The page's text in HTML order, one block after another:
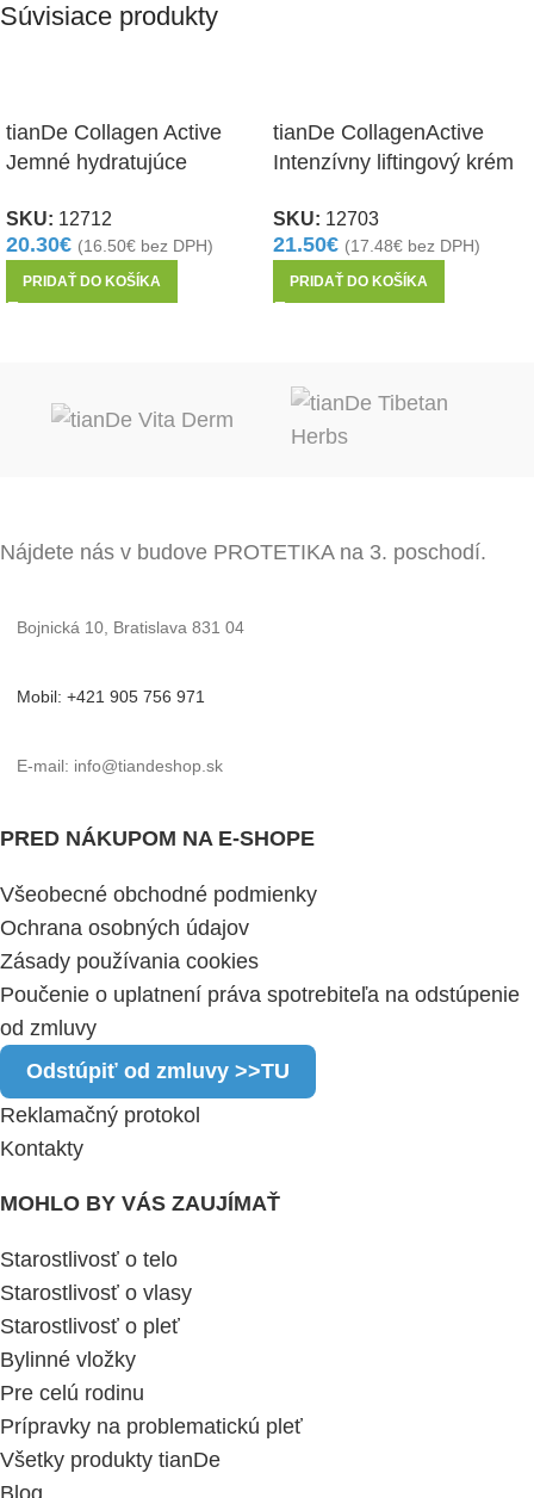
Súvisiace produkty
tianDe Collagen Active
Jemné hydratujúce
SKU: 12712
20.30€ (16.50€ bez DPH)
PRIDAŤ DO KOŠÍKA
tianDe CollagenActive
Intenzívny liftingový krém
SKU: 12703
21.50€ (17.48€ bez DPH)
PRIDAŤ DO KOŠÍKA
Nájdete nás v budove PROTETIKA na 3. poschodí.
Bojnická 10, Bratislava 831 04
Mobil: +421 905 756 971
E-mail: info@tiandeshop.sk
PRED NÁKUPOM NA E-SHOPE
Všeobecné obchodné podmienky
Ochrana osobných údajov
Zásady používania cookies
Poučenie o uplatnení práva spotrebiteľa na odstúpenie
od zmluvy
Odstúpiť od zmluvy >>TU
Reklamačný protokol
Kontakty
MOHLO BY VÁS ZAUJÍMAŤ
Starostlivosť o telo
Starostlivosť o vlasy
Starostlivosť o pleť
Bylinné vložky
Pre celú rodinu
Prípravky na problematickú pleť
Všetky produkty tianDe